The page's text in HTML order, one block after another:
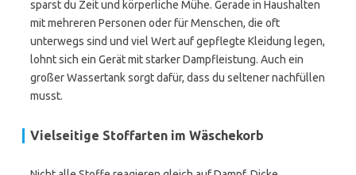
sparst du Zeit und körperliche Mühe. Gerade in Haushalten
mit mehreren Personen oder für Menschen, die oft
unterwegs sind und viel Wert auf gepflegte Kleidung legen,
lohnt sich ein Gerät mit starker Dampfleistung. Auch ein
großer Wassertank sorgt dafür, dass du seltener nachfüllen
musst.
Vielseitige Stoffarten im Wäschekorb